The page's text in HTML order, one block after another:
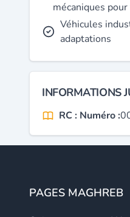
mécaniques
Véhicules
adaptations
INFORMATIONS
RC : Numéro :
PAGES MAGHREB